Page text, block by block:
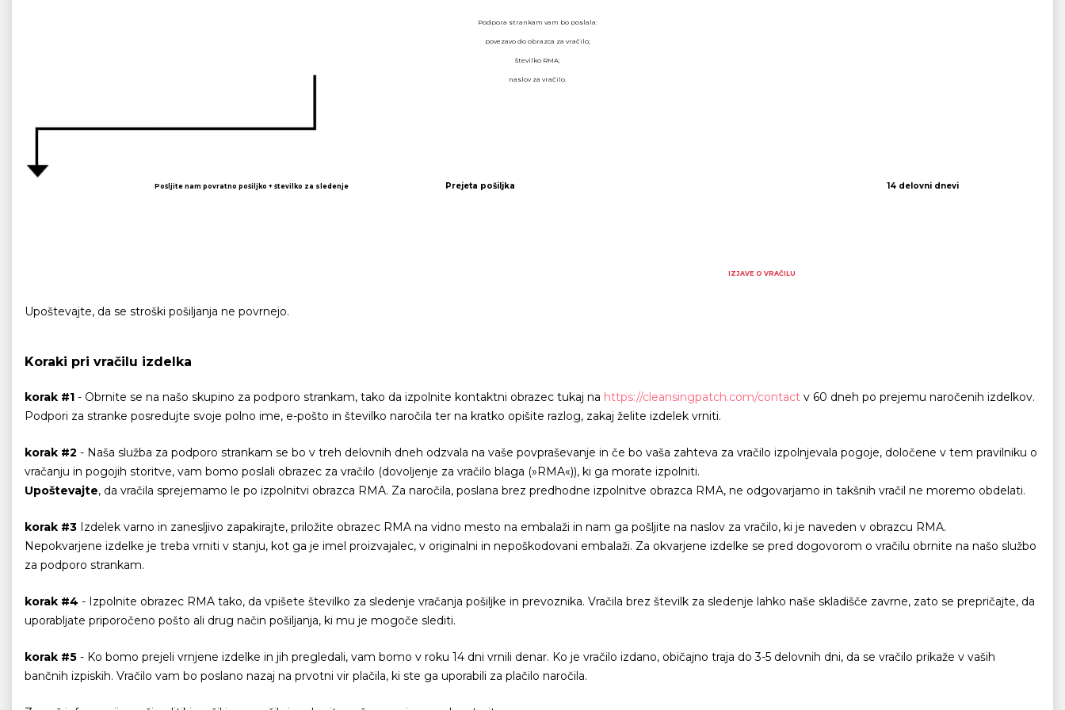
Podpora strankam vam bo poslala:
povezavo do obrazca za vračilo;
številko RMA;
naslov za vračilo.
Pošljite nam povratno pošiljko + številko za sledenje Prejeta pošiljka 14 delovni dnevi
IZJAVE O VRAČILU
Upoštevajte, da se stroški pošiljanja ne povrnejo.
Koraki pri vračilu izdelka
korak #1 - Obrnite se na našo skupino za podporo strankam, tako da izpolnite kontaktni obrazec tukaj na https://cleansingpatch.com/contact v 60 dneh po prejemu naročenih izdelkov.
Podpori za stranke posredujte svoje polno ime, e-pošto in številko naročila ter na kratko opišite razlog, zakaj želite izdelek vrniti.
korak #2 - Naša služba za podporo strankam se bo v treh delovnih dneh odzvala na vaše povpraševanje in če bo vaša zahteva za vračilo izpolnjevala pogoje, določene v tem pravilniku o
vračanju in pogojih storitve, vam bomo poslali obrazec za vračilo (dovoljenje za vračilo blaga (»RMA«)), ki ga morate izpolniti.
Upoštevajte, da vračila sprejemamo le po izpolnitvi obrazca RMA. Za naročila, poslana brez predhodne izpolnitve obrazca RMA, ne odgovarjamo in takšnih vračil ne moremo obdelati.
korak #3 Izdelek varno in zanesljivo zapakirajte, priložite obrazec RMA na vidno mesto na embalaži in nam ga pošljite na naslov za vračilo, ki je naveden v obrazcu RMA.
Nepokvarjene izdelke je treba vrniti v stanju, kot ga je imel proizvajalec, v originalni in nepoškodovani embalaži. Za okvarjene izdelke se pred dogovorom o vračilu obrnite na našo službo
za podporo strankam.
korak #4 - Izpolnite obrazec RMA tako, da vpišete številko za sledenje vračanja pošiljke in prevoznika. Vračila brez številk za sledenje lahko naše skladišče zavrne, zato se prepričajte, da
uporabljate priporočeno pošto ali drug način pošiljanja, ki mu je mogoče slediti.
korak #5 - Ko bomo prejeli vrnjene izdelke in jih pregledali, vam bomo v roku 14 dni vrnili denar. Ko je vračilo izdano, običajno traja do 3-5 delovnih dni, da se vračilo prikaže v vaših
bančnih izpiskih. Vračilo vam bo poslano nazaj na prvotni vir plačila, ki ste ga uporabili za plačilo naročila.